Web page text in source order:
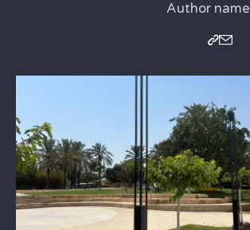
Author name